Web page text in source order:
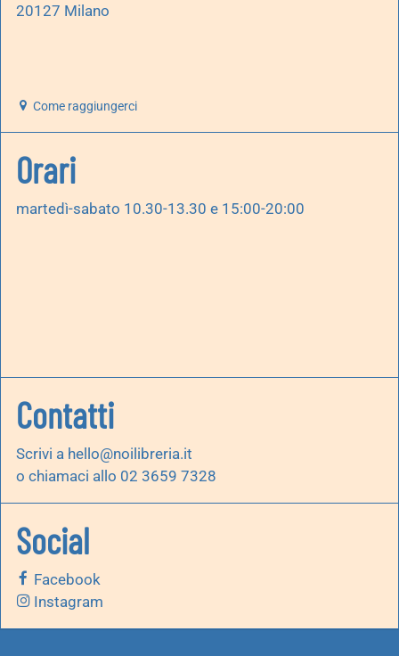
20127 Milano
Come raggiungerci
Orari
martedì-sabato 10.30-13.30 e 15:00-20:00
Contatti
Scrivi a hello@noilibreria.it
o chiamaci allo 02 3659 7328
Social
Facebook
Instagram